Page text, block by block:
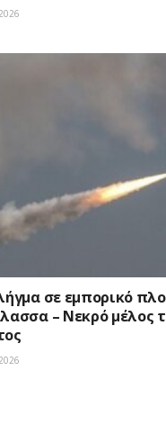
σε εμπορικό
– Νεκρό μέλος